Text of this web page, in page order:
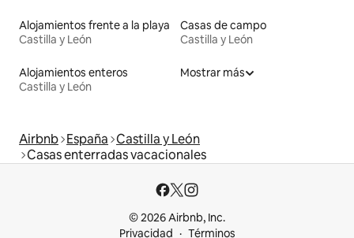
Alojamientos frente a la playa
Castilla y León
Casas de campo
Castilla y León
Alojamientos enteros
Castilla y León
Mostrar más
Airbnb España Castilla y León
Casas enterradas vacacionales
© 2026 Airbnb, Inc.
Privacidad
Términos